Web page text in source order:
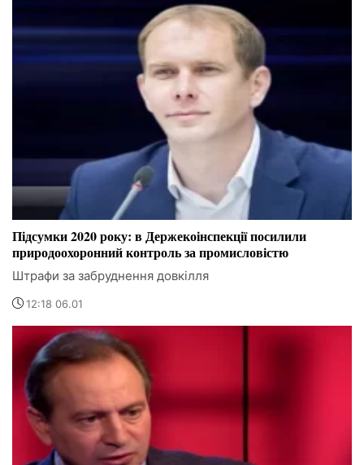
Підсумки 2020 року: в Держекоінспекції посилили
природоохоронний контроль за промисловістю
Штрафи за забруднення довкілля
12:18 06.01